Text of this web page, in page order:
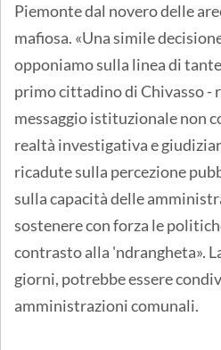
Piemonte dal novero delle
mafiosa. «Una simile
opponiamo sulla linea di
primo cittadino di Chivasso -
messaggio istituzionale non
realtà investigativa e
ricadute sulla percezione
sulla capacità delle
sostenere con forza le
contrasto alla 'ndrangheta».
giorni, potrebbe essere
amministrazioni comunali.